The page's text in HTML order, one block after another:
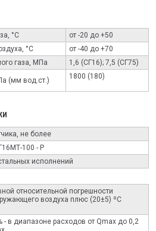
°С
от -20 до +50
°С
от -40 до +70
газа, МПа
1,6 (СГ16); 7,5 (СГ75)
(мм вод.ст.) 1800 (180)
не более
100 - Р
исполнений
относительной погрешности
воздуха плюс (20±5) ºС
- в диапазоне раcходов от Qmax до 0,2